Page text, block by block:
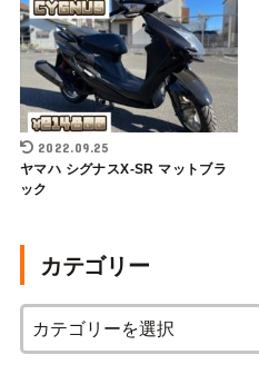
2022.09.25
ヤマハ シグナスX-SR マットブラ
ック
カテゴリー